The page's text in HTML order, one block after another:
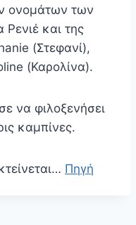
ονομάτων των
Ρενιέ και της
(Στεφανί),
(Καρολίνα).
να φιλοξενήσει
καμπίνες.
Πηγή